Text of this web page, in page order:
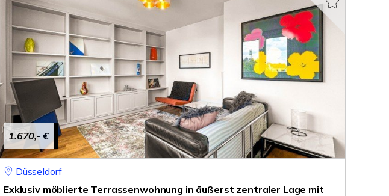
1.670,- €
Düsseldorf
Exklusiv möblierte Terrassenwohnung in äußerst zentraler Lage mit